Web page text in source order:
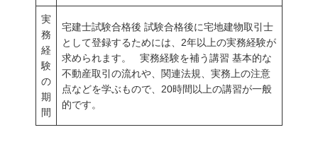
実
務
経
験
の
期
間
宅建士試験合格後 試験合格後に宅地建物取引士
として登録するためには、2年以上の実務経験が
求められます。 実務経験を補う講習 基本的な
不動産取引の流れや、関連法規、実務上の注意
点などを学ぶもので、20時間以上の講習が一般
的です。